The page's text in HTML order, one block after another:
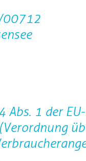
00712
Abs. 1 der